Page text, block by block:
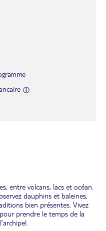
entre volcans, lacs et océan.
dauphins et baleines,
bien présentes. Vivez
prendre le temps de la